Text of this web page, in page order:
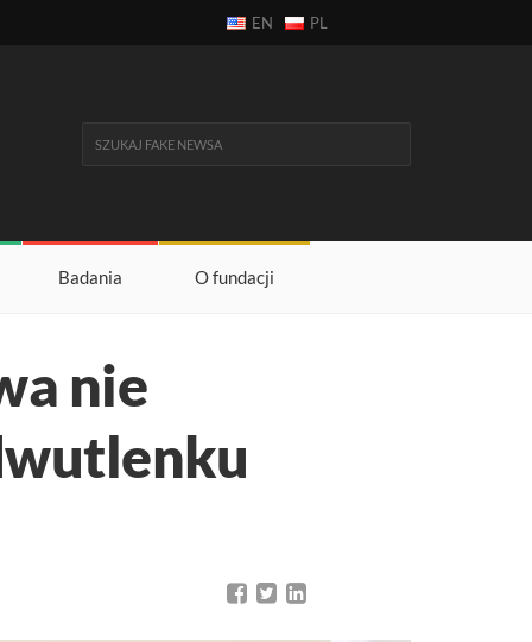
EN PL
Badania O fundacji
nie